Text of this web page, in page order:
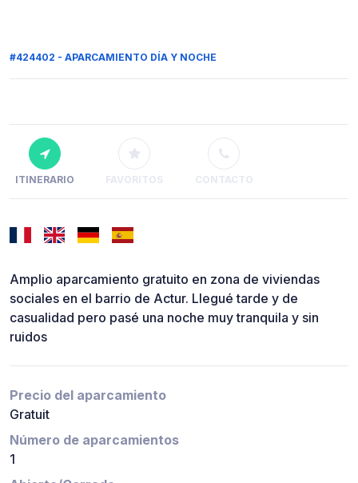
#424402 - APARCAMIENTO DÍA Y NOCHE
ITINERARIO FAVORITOS CONTACTO
Amplio aparcamiento gratuito en zona de viviendas
sociales en el barrio de Actur. Llegué tarde y de
casualidad pero pasé una noche muy tranquila y sin
ruidos
Precio del aparcamiento
Gratuit
Número de aparcamientos
1